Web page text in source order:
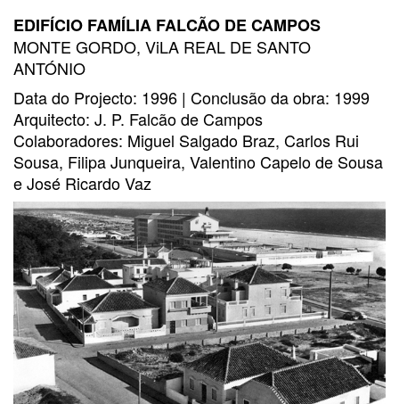
EDIFÍCIO FAMÍLIA FALCÃO DE CAMPOS
MONTE GORDO, ViLA REAL DE SANTO
ANTÓNIO
Data do Projecto: 1996 | Conclusão da obra: 1999
Arquitecto: J. P. Falcão de Campos
Colaboradores: Miguel Salgado Braz, Carlos Rui
Sousa, Filipa Junqueira, Valentino Capelo de Sousa
e José Ricardo Vaz